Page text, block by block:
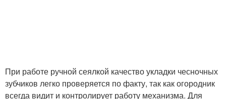
При работе ручной сеялкой качество укладки чесночных
зубчиков легко проверяется по факту, так как огородник
всегда видит и контролирует работу механизма. Для